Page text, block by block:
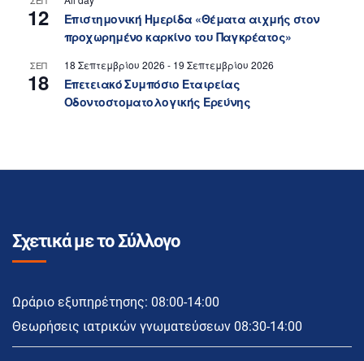
12
Επιστημονική Ημερίδα «Θέματα αιχμής στον
προχωρημένο καρκίνο του Παγκρέατος»
ΣΕΠ
18
18 Σεπτεμβρίου 2026 - 19 Σεπτεμβρίου 2026
Επετειακό Συμπόσιο Εταιρείας
Οδοντοστοματολογικής Ερεύνης
Σχετικά με το Σύλλογο
Ωράριο εξυπηρέτησης: 08:00-14:00
Θεωρήσεις ιατρικών γνωματεύσεων 08:30-14:00